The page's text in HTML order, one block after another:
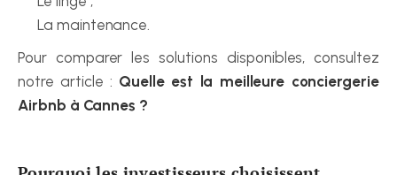
La maintenance.
Pour comparer les solutions disponibles, consultez
notre article : Quelle est la meilleure conciergerie
Airbnb à Cannes ?